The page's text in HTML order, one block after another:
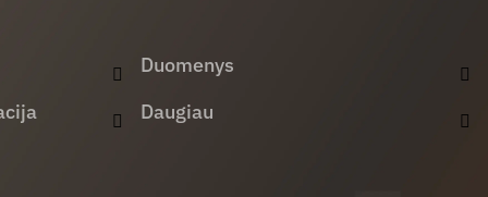
Duomenys
Daugiau